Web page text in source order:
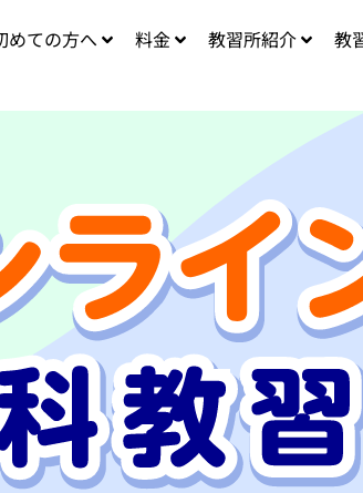
めての方へ 料金 教習所紹介
教